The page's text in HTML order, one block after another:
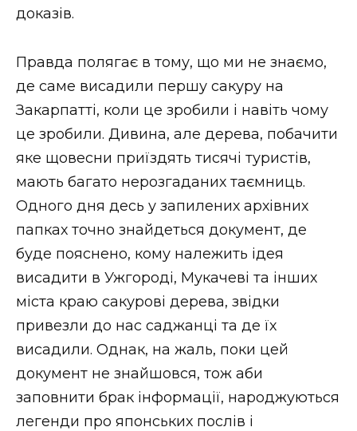
доказів.
Правда полягає в тому, що ми не знаємо,
де саме висадили першу сакуру на
Закарпатті, коли це зробили і навіть чому
це зробили. Дивина, але дерева, побачити
яке щовесни приїздять тисячі туристів,
мають багато нерозгаданих таємниць.
Одного дня десь у запилених архівних
папках точно знайдеться документ, де
буде пояснено, кому належить ідея
висадити в Ужгороді, Мукачеві та інших
міста краю сакурові дерева, звідки
привезли до нас саджанці та де їх
висадили. Однак, на жаль, поки цей
документ не знайшовся, тож аби
заповнити брак інформації, народжуються
легенди про японських послів і